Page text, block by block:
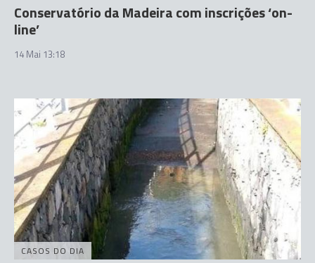
Conservatório da Madeira com inscrições ‘on-
line’
14 Mai 13:18
CASOS DO DIA